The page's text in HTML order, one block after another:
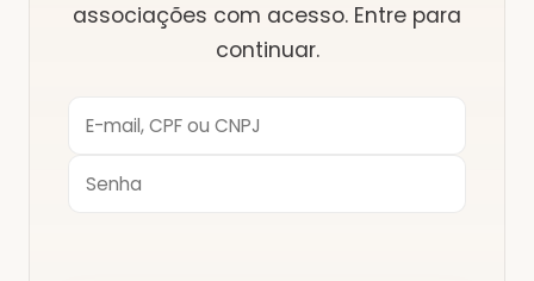
associações com acesso. Entre para
continuar.